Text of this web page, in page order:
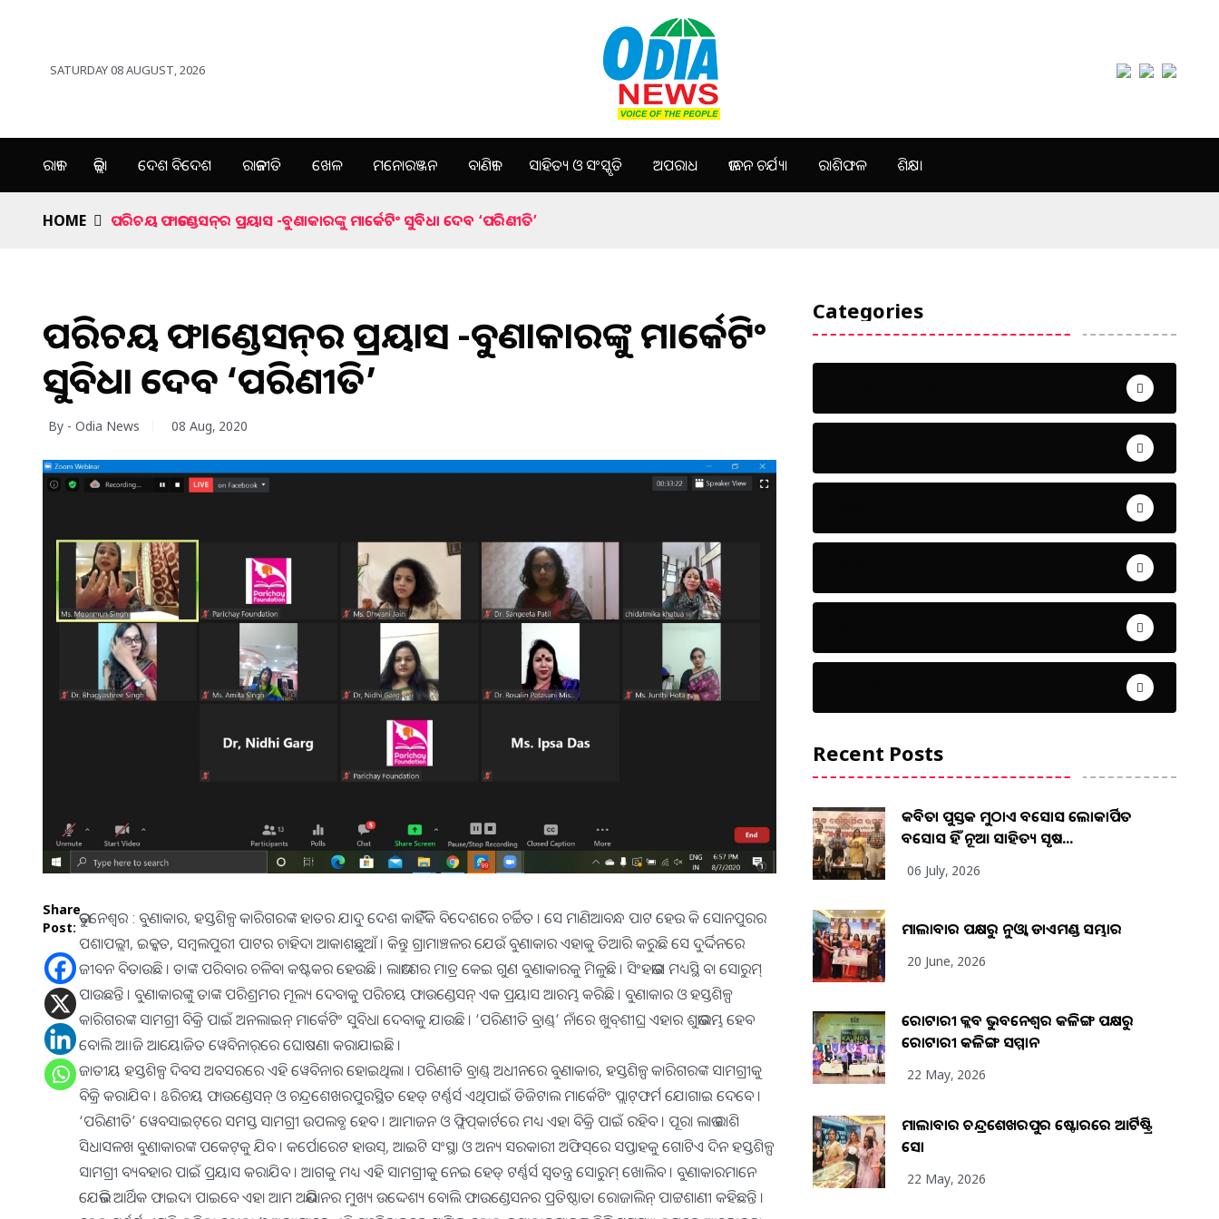
SATURDAY 08 AUGUST, 2026
ରାଜ୍ୟ ଜିଲ୍ଲା ଦେଶ ବିଦେଶ ରାଜନୀତି ଖେଳ ମନୋରଞ୍ଜନ ବାଣିଜ୍ୟ ସାହିତ୍ୟ ଓ ସଂସ୍କୃତି ଅପରାଧ ଜୀବନ ଚର୍ଯ୍ୟା ରାଶିଫଳ ଶିକ୍ଷା
HOME ପରିଚୟ ଫାଉଣ୍ଡେସନ୍‌ର ପ୍ରୟାସ -ବୁଣାକାରଙ୍କୁ ମାର୍କେଟିଂ ସୁବିଧା ଦେବ ‘ପରିଣୀତି’
ପରିଚୟ ଫାଉଣ୍ଡେସନ୍‌ର ପ୍ରୟାସ -ବୁଣାକାରଙ୍କୁ ମାର୍କେଟିଂ
ସୁବିଧା ଦେବ ‘ପରିଣୀତି’
By - Odia News 08 Aug, 2020
Share
Post:
ଭୁବନେଶ୍ୱର : ବୁଣାକାର, ହସ୍ତଶିଳ୍ପ କାରିଗରଙ୍କ ହାତର ଯାଦୁ ଦେଶ କାହିଁଁକି ବିଦେଶରେ ଚର୍ଚ୍ଚିତ । ସେ ମାଣିଆବନ୍ଧ ପାଟ ହେଉ କି ସୋନପୁରର
ପଶାପଲ୍ଲୀ, ଇକ୍କତ, ସମ୍ବଲପୁରୀ ପାଟର ଚାହିଦା ଆକାଶଛୁଆଁ । କିନ୍ତୁ ଗ୍ରାମାଞ୍ଚଳର ଯେଉଁ ବୁଣାକାର ଏହାକୁ ତିଆରି କରୁଛି ସେ ଦୁର୍ଦ୍ଦିନରେ
ଜୀବନ ବିତାଉଛି । ତାଙ୍କ ପରିବାର ଚଳିବା କଷ୍ଟକର ହେଉଛି । ଲାଭାଂଶର ମାତ୍ର କେଇ ଗୁଣ ବୁଣାକାରକୁ ମିଳୁଛି । ସିଂହଭାଗ ମଧ୍ୟସ୍ଥି ବା ସୋରୁମ୍
ପାଉଛନ୍ତି । ବୁଣାକାରଙ୍କୁ ତାଙ୍କ ପରିଶ୍ରମର ମୂଲ୍ୟ ଦେବାକୁ ପରିଚୟ ଫାଉଣ୍ଡେସନ୍ ଏକ ପ୍ରୟାସ ଆରମ୍ଭ କରିଛି । ବୁଣାକାର ଓ ହସ୍ତଶିଳ୍ପ
କାରିଗରଙ୍କ ସାମଗ୍ରୀ ବିକ୍ରି ପାଇଁ ଅନଲାଇନ୍ ମାର୍କେଟିଂ ସୁବିଧା ଦେବାକୁ ଯାଉଛି । ‘ପରିଣୀତି ବ୍ରାଣ୍ଡ୍‌’ ନାଁରେ ଖୁବ୍‌ଶୀଘ୍ର ଏହାର ଶୁଭାରମ୍ଭ ହେବ
ବୋଲି ଅ।।ଜି ଆୟୋଜିତ ୱେବିନାର୍‌ରେ ଘୋଷଣା କରାଯାଇଛି ।
ଜାତୀୟ ହସ୍ତଶିଳ୍ପ ଦିବସ ଅବସରରେ ଏହି ୱେବିନାର ହୋଇଥିଲା । ପରିଣୀତି ବ୍ରାଣ୍ଡ୍ ଅଧୀନରେ ବୁଣାକାର, ହସ୍ତଶିଳ୍ପ କାରିଗରଙ୍କ ସାମଗ୍ରୀକୁ
ବିକ୍ରି କରାଯିବ । ଌରିଚୟ ଫାଉଣ୍ଡେସନ୍ ଓ ଚନ୍ଦ୍ରଶେଖରପୁରସ୍ଥିତ ହେଡ୍ ଟର୍ଣ୍ଣର୍ସ ଏଥିପାଇଁ ଡିଜିଟାଲ ମାର୍କେଟିଂ ପ୍ଲାଟ୍‌ଫର୍ମ ଯୋଗାଇ ଦେବେ ।
‘ପରିଣୀତି’ ୱେବସାଇଟ୍‌ରେ ସମସ୍ତ ସାମଗ୍ରୀ ଉପଲବ୍ଧ ହେବ । ଆମାଜନ ଓ ଫ୍ଲିପ୍‌କାର୍ଟରେ ମଧ୍ୟ ଏହା ବିକ୍ରି ପାଇଁ ରହିବ । ପୂରା ଲାଭ ରାଶି
ସିଧାସଳଖ ବୁଣାକାରଙ୍କ ପକେଟ୍‌କୁ ଯିବ । କର୍ପୋରେଟ ହାଉସ୍‌, ଆଇଟି ସଂସ୍ଥା ଓ ଅନ୍ୟ ସରକାରୀ ଅଫିସ୍‌ରେ ସପ୍ତାହକୁ ଗୋଟିଏ ଦିନ ହସ୍ତଶିଳ୍ପ
ସାମଗ୍ରୀ ବ୍ୟବହାର ପାଇଁ ପ୍ରୟାସ କରାଯିବ । ଆଗକୁ ମଧ୍ୟ ଏହି ସାମଗ୍ରୀକୁ ନେଇ ହେଡ୍ ଟର୍ଣ୍ଣର୍ସ ସ୍ୱତନ୍ତ୍ର ସୋରୁମ୍ ଖୋଲିବ । ବୁଣାକାରମାନେ
ଯେଭଳି ଆର୍ଥିକ ଫାଇଦା ପାଇବେ ଏହା ଆମ ଅଭିଯାନର ମୁଖ୍ୟ ଉଦ୍ଦେଶ୍ୟ ବୋଲି ଫାଉଣ୍ଡେସନର ପ୍ରତିଷ୍ଠାତା ରୋଜାଲିନ୍ ପାଟ୍ଟଶାଣୀ କହିଛନ୍ତି ।
Categories
Recent Posts
କବିତା ପୁସ୍ତକ ମୁଠାଏ ଅବସୋସ ଲୋକାର୍ପିତ
ଅବସୋସ ହିଁ ନୂଆ ସାହିତ୍ୟ ସୃଷ...
06 July, 2026
ମାଲାବାର ପକ୍ଷରୁ ନୁଓ୍ବା ଡାଏମଣ୍ଡ ସମ୍ଭାର
20 June, 2026
ରୋଟାରୀ କ୍ଲବ ଭୁବନେଶ୍ୱର କଳିଙ୍ଗ ପକ୍ଷରୁ
ରୋଟାରୀ କଳିଙ୍ଗ ସମ୍ମାନ
22 May, 2026
ମାଲାବାର ଚନ୍ଦ୍ରଶେଖରପୁର ଷ୍ଟୋରରେ ଆର୍ଟିଷ୍ଟ୍ରି
ସୋ
22 May, 2026